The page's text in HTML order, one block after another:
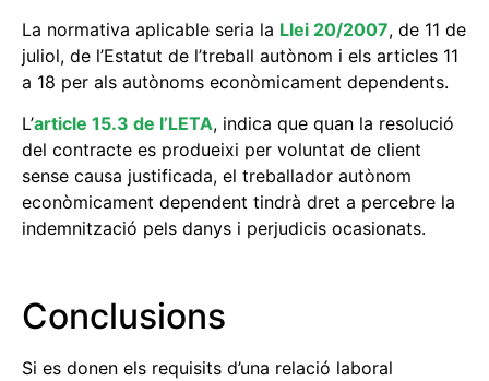
La normativa aplicable seria la Llei 20/2007, de 11 de
juliol, de l’Estatut de l’treball autònom i els articles 11
a 18 per als autònoms econòmicament dependents.
L’article 15.3 de l’LETA, indica que quan la resolució
del contracte es produeixi per voluntat de client
sense causa justificada, el treballador autònom
econòmicament dependent tindrà dret a percebre la
indemnització pels danys i perjudicis ocasionats.
Conclusions
Si es donen els requisits d’una relació laboral